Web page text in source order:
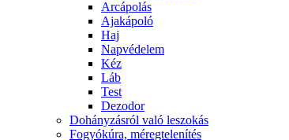
Arcápolás
Ajakápoló
Haj
Napvédelem
Kéz
Láb
Test
Dezodor
Dohányzásról való leszokás
Fogyókúra, méregtelenítés